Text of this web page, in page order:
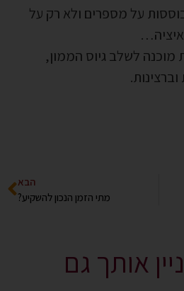
על מספרים ולא רק על
לשלב גיוס הממון,
הבא
מתי הזמן הנכון להשקיע?
אותך גם